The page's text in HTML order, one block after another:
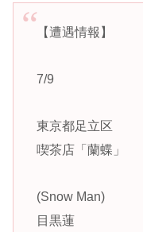
【遭遇情報】
7/9
東京都足立区
喫茶店「蘭蝶」
(Snow Man)
目黒蓮